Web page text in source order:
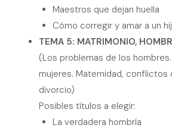
Maestros que dejan huella
Cómo corregir y amar a un
TEMA 5: MATRIMONIO,
(Los problemas de los
mujeres. Maternidad, conflictos
divorcio)
Posibles títulos a elegir:
La verdadera hombría